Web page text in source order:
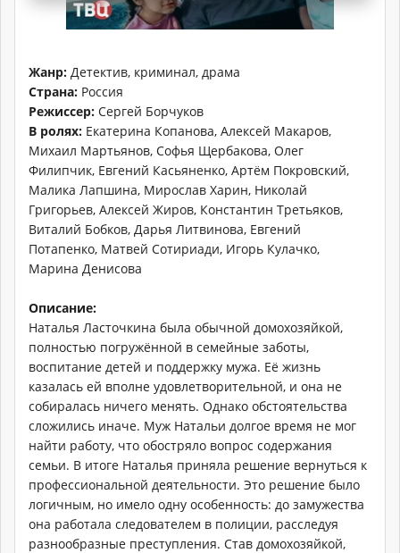
Жанр: Детектив, криминал, драма
Страна: Россия
Режиссер: Сергей Борчуков
В ролях: Екатерина Копанова, Алексей Макаров,
Михаил Мартьянов, Софья Щербакова, Олег
Филипчик, Евгений Касьяненко, Артём Покровский,
Малика Лапшина, Мирослав Харин, Николай
Григорьев, Алексей Жиров, Константин Третьяков,
Виталий Бобков, Дарья Литвинова, Евгений
Потапенко, Матвей Сотириади, Игорь Кулачко,
Марина Денисова
Описание:
Наталья Ласточкина была обычной домохозяйкой,
полностью погружённой в семейные заботы,
воспитание детей и поддержку мужа. Её жизнь
казалась ей вполне удовлетворительной, и она не
собиралась ничего менять. Однако обстоятельства
сложились иначе. Муж Натальи долгое время не мог
найти работу, что обостряло вопрос содержания
семьи. В итоге Наталья приняла решение вернуться к
профессиональной деятельности. Это решение было
логичным, но имело одну особенность: до замужества
она работала следователем в полиции, расследуя
разнообразные преступления. Став домохозяйкой,